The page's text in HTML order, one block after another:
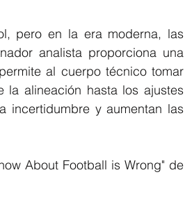
pero en la era moderna, las
analista proporciona una
al cuerpo técnico tomar
la alineación hasta los ajustes
incertidumbre y aumentan las
About Football is Wrong" de